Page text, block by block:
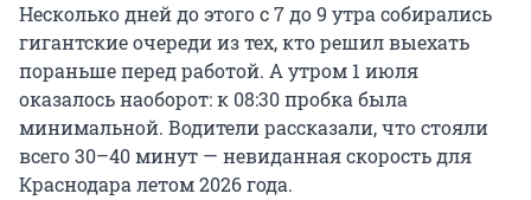
Несколько дней до этого с 7 до 9 утра собирались
гигантские очереди из тех, кто решил выехать
пораньше перед работой. А утром 1 июля
оказалось наоборот: к 08:30 пробка была
минимальной. Водители рассказали, что стояли
всего 30–40 минут — невиданная скорость для
Краснодара летом 2026 года.